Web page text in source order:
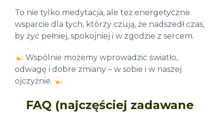
To nie tylko medytacja, ale też energetyczne
wsparcie dla tych, którzy czują, że nadszedł czas,
by żyć pełniej, spokojniej i w zgodzie z sercem.
Wspólnie możemy wprowadzić światło,
odwagę i dobre zmiany – w sobie i w naszej
ojczyźnie.
FAQ (najczęściej zadawane